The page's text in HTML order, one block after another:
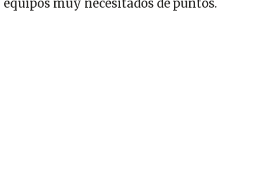
equipos muy necesitados de puntos.